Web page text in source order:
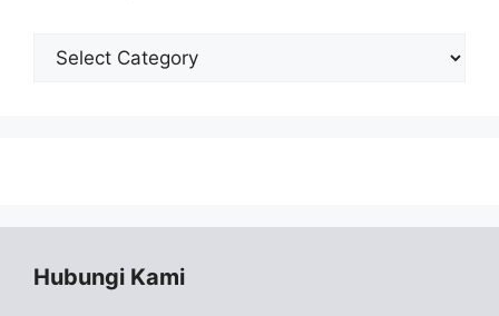
Cari
Skripsi
Hubungi Kami